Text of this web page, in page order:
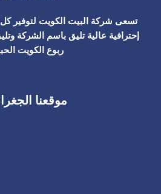
تسعى شركة البيت الكويت لتوفير كل
إحترافية عالية تليق باسم الشركة
ربوع الكويت
موقعنا